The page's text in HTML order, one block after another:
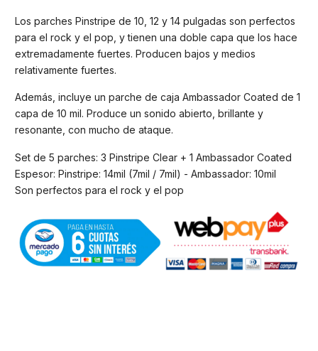
Los parches Pinstripe de 10, 12 y 14 pulgadas son perfectos
para el rock y el pop, y tienen una doble capa que los hace
extremadamente fuertes. Producen bajos y medios
relativamente fuertes.
Además, incluye un parche de caja Ambassador Coated de 1
capa de 10 mil. Produce un sonido abierto, brillante y
resonante, con mucho de ataque.
Set de 5 parches: 3 Pinstripe Clear + 1 Ambassador Coated
Espesor: Pinstripe: 14mil (7mil / 7mil) - Ambassador: 10mil
Son perfectos para el rock y el pop